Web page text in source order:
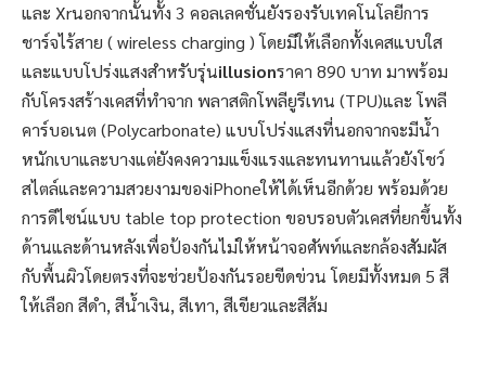
และ Xrนอกจากนั้นทั้ง 3 คอลเลคชั่นยังรองรับเทคโนโลยีการ
ชาร์จไร้สาย ( wireless charging ) โดยมีให้เลือกทั้งเคสแบบใส
และแบบโปร่งแสงสำหรับรุ่นillusionราคา 890 บาท มาพร้อม
กับโครงสร้างเคสที่ทำจาก พลาสติกโพลียูรีเทน (TPU)และ โพลี
คาร์บอเนต (Polycarbonate) แบบโปร่งแสงที่นอกจากจะมีน้ำ
หนักเบาและบางแต่ยังคงความแข็งแรงและทนทานแล้วยังโชว์
สไตล์และความสวยงามของiPhoneให้ได้เห็นอีกด้วย พร้อมด้วย
การดีไซน์แบบ table top protection ขอบรอบตัวเคสที่ยกขึ้นทั้ง
ด้านและด้านหลังเพื่อป้องกันไม่ให้หน้าจอศัพท์และกล้องสัมผัส
กับพื้นผิวโดยตรงที่จะช่วยป้องกันรอยขีดข่วน โดยมีทั้งหมด 5 สี
ให้เลือก สีดำ, สีน้ำเงิน, สีเทา, สีเขียวและสีส้ม